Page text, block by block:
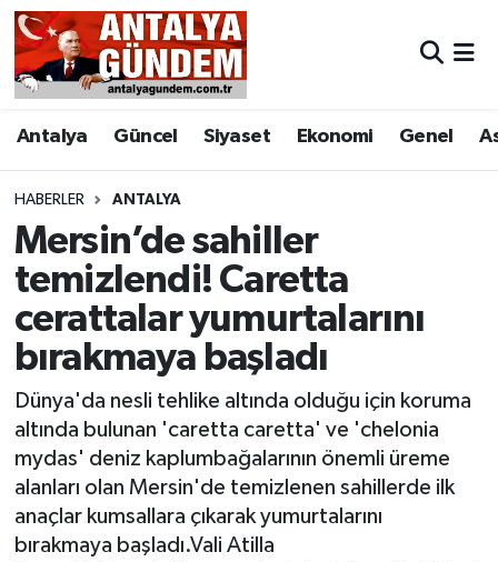
Antalya Güncel Siyaset Ekonomi Genel
HABERLER ANTALYA
Mersin’de sahiller
temizlendi! Caretta
cerattalar yumurtalarını
bırakmaya başladı
Dünya'da nesli tehlike altında olduğu için koruma
altında bulunan 'caretta caretta' ve 'chelonia
mydas' deniz kaplumbağalarının önemli üreme
alanları olan Mersin'de temizlenen sahillerde ilk
anaçlar kumsallara çıkarak yumurtalarını
bırakmaya başladı.Vali Atilla
Antalya
Asayiş
Bilim & Teknoloji
Bölge
EĞİTİM
Ekonomi
Genel
Görüntülü Haber
Güncel
Antalya Nöbetçi Eczaneler
Antalya Hava Durumu
Antalya Namaz Vakitleri
Antalya Trafik Yoğunluk Haritası
Süper Lig Puan Durumu ve Fikstür
Tüm Manşetler
Son Dakika Haberleri
Haber Arşivi